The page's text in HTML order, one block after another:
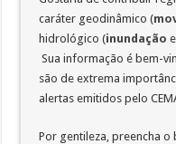
caráter geodinâmico (
hidrológico (inundação
Sua informação é bem-
são de extrema
alertas emitidos pelo
Por gentileza, preencha